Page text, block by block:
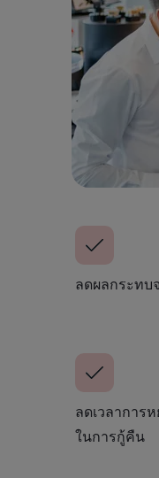
ลดผลกระทบ
ลดเวลาการ
ในการกู้คืน